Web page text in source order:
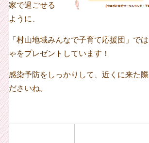
家で過ごせる
ように、
「村山地域みんなで子育て応援団」で
ゃをプレゼントしています！
感染予防をしっかりして、近くに来た
ださいね。